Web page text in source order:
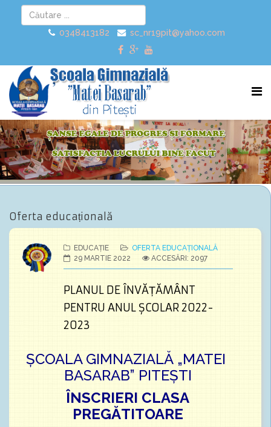
0348413182 sc_nr19pit@yahoo.com
Oferta educațională
EDUCAȚIE
OFERTA EDUCAȚIONALĂ
29 MARTIE 2022
ACCESĂRI: 2097
PLANUL DE ÎNVĂȚĂMÂNT
PENTRU ANUL ȘCOLAR 2022-
2023
ȘCOALA GIMNAZIALĂ „MATEI
BASARAB” PITEȘTI
ÎNSCRIERI CLASA
PREGĂTITOARE